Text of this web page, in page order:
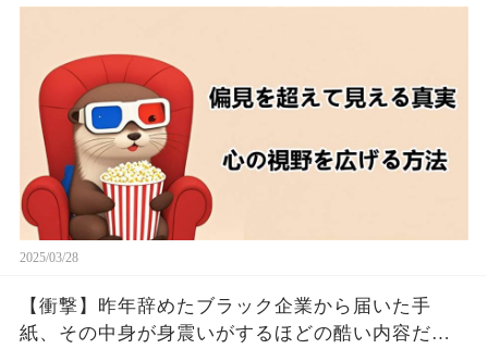
2025/03/28
【衝撃】昨年辞めたブラック企業から届いた手
紙、その中身が身震いがするほどの酷い内容だっ